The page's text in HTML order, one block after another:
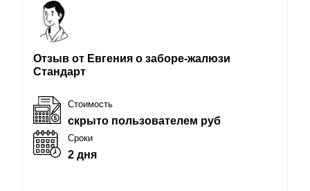
Отзыв от Евгения о заборе-жалюзи
Стандарт
Стоимость
скрыто пользователем руб
Сроки
2 дня